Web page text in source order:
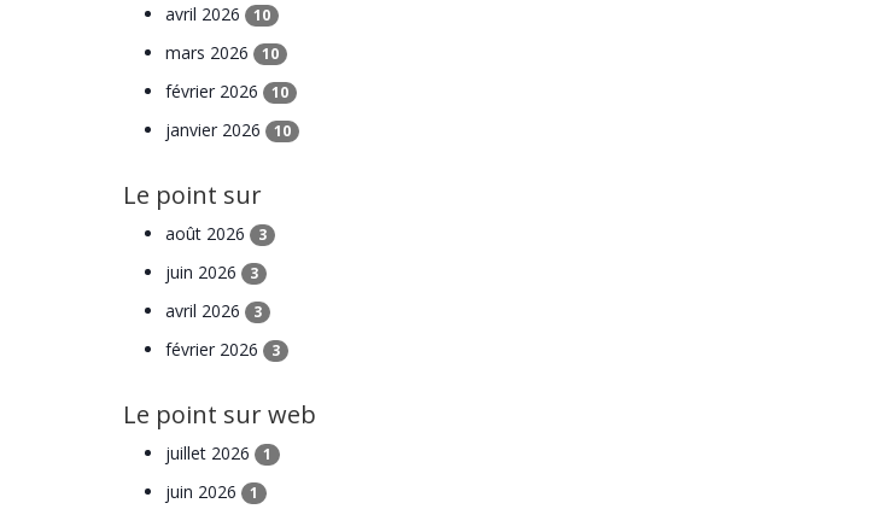
avril 2026 10
mars 2026 10
février 2026 10
janvier 2026 10
Le point sur
août 2026 3
juin 2026 3
avril 2026 3
février 2026 3
Le point sur web
juillet 2026 1
juin 2026 1